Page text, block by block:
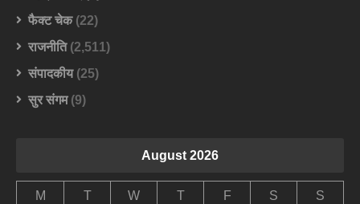
फैक्ट चेक(22)
राजनीति(2,511)
संपादकीय(25)
सुर संगम(9)
August 2026
M T W T F S S